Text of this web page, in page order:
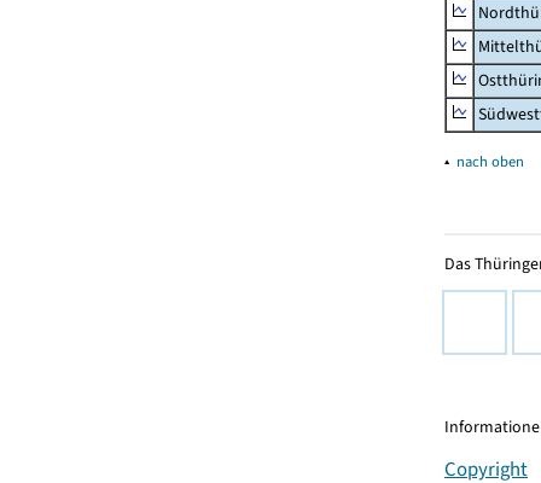
▴ nach oben
Das
Copyright